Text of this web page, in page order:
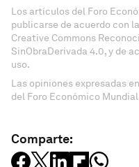
Los artículos del Foro
publicarse de acuerdo con
Creative Commons
SinObraDerivada 4.0, y de
uso.
Las opiniones expresadas
del Foro Económico
Comparte: